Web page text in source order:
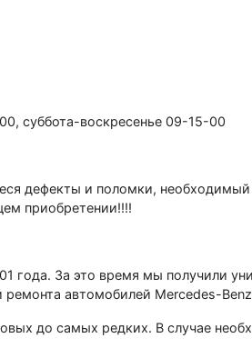
суббота-воскресенье 09-15-00
дефекты и поломки, необходимый
приобретении!!!!
года. За это время мы получили
ремонта автомобилей Меrсеdеs-
до самых редких. В случае